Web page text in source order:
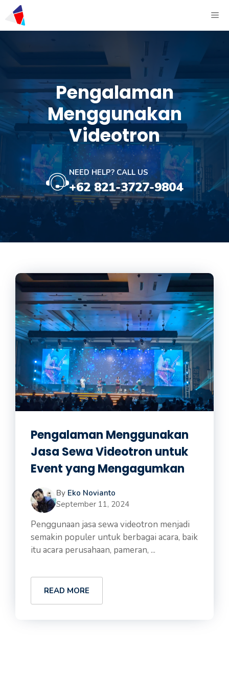
Pengalaman
Menggunakan
Videotron
NEED HELP? CALL US
+62 821-3727-9804
Pengalaman Menggunakan
Jasa Sewa Videotron untuk
Event yang Mengagumkan
By Eko Novianto
September 11, 2024
Penggunaan jasa sewa videotron menjadi
semakin populer untuk berbagai acara, baik
itu acara perusahaan, pameran, ...
READ MORE